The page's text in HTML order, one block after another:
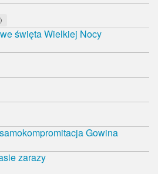
święta Wielkiej Nocy
Gowina
zarazy